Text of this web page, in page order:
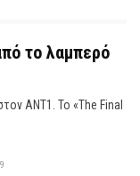
το λαμπερό
ΑΝΤ1. Το «The Final